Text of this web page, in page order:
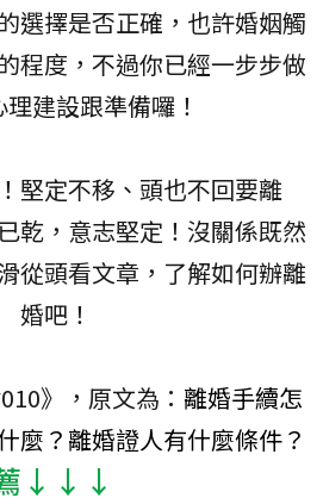
選擇是否正確，也許婚姻觸
程度，不過你已經一步步做
建設跟準備囉！
堅定不移、頭也不回要離
乾，意志堅定！沒關係既然
從頭看文章，了解如何辦離
婚吧！
》，原文為： 離婚手續怎
麼？離婚證人有什麼條件？
薦↓↓↓